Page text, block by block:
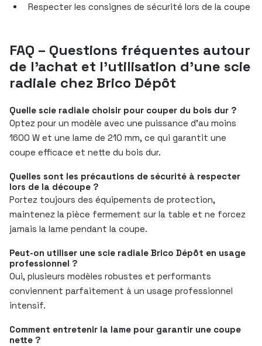
Respecter les consignes de sécurité lors de la coupe
FAQ – Questions fréquentes autour
de l’achat et l’utilisation d’une scie
radiale chez Brico Dépôt
Quelle scie radiale choisir pour couper du bois dur ?
Optez pour un modèle avec une puissance d’au moins
1600 W et une lame de 210 mm, ce qui garantit une
coupe efficace et nette du bois dur.
Quelles sont les précautions de sécurité à respecter
lors de la découpe ?
Portez toujours des équipements de protection,
maintenez la pièce fermement sur la table et ne forcez
jamais la lame pendant la coupe.
Peut-on utiliser une scie radiale Brico Dépôt en usage
professionnel ?
Oui, plusieurs modèles robustes et performants
conviennent parfaitement à un usage professionnel
intensif.
Comment entretenir la lame pour garantir une coupe
nette ?